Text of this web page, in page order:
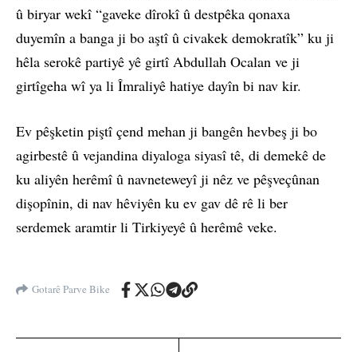
û biryar wekî “gaveke dîrokî û destpêka qonaxa
duyemîn a banga ji bo aştî û civakek demokratîk” ku ji
hêla serokê partiyê yê girtî Abdullah Ocalan ve ji
girtîgeha wî ya li Îmraliyê hatiye dayîn bi nav kir.
Ev pêşketin piştî çend mehan ji bangên hevbeş ji bo
agirbestê û vejandina diyaloga siyasî tê, di demekê de
ku aliyên herêmî û navneteweyî ji nêz ve pêşveçûnan
dişopînin, di nav hêviyên ku ev gav dê rê li ber
serdemek aramtir li Tirkiyeyê û herêmê veke.
Gotarê Parve Bike